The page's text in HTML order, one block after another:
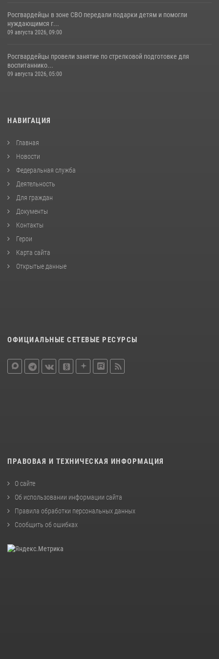
Росгвардейцы в зоне СВО передали подарки детям и помогли
нуждающимся г...
09 августа 2026, 09:00
Росгвардейцы провели занятие по стрелковой подготовке для
воспитаннико...
09 августа 2026, 05:00
НАВИГАЦИЯ
Главная
Новости
Федеральная служба
Деятельность
Для граждан
Документы
Контакты
Герои
Карта сайта
Открытые данные
ОФИЦИАЛЬНЫЕ СЕТЕВЫЕ РЕСУРСЫ
ПРАВОВАЯ И ТЕХНИЧЕСКАЯ ИНФОРМАЦИЯ
О сайте
Об использовании информации сайта
Правила обработки персональных данных
Сообщить об ошибках